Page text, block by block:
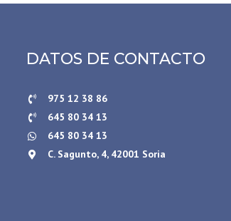
DATOS DE CONTACTO
975 12 38 86
645 80 34 13
645 80 34 13
C. Sagunto, 4, 42001 Soria